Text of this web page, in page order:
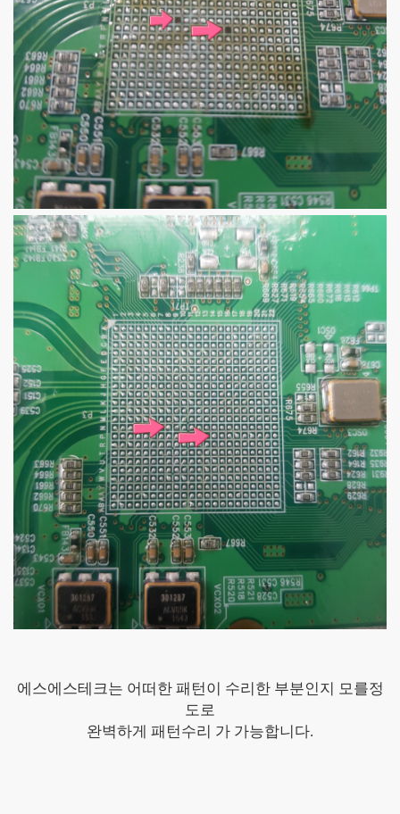
에스에스테크는 어떠한 패턴이 수리한 부분인지 모를정
도로
완벽하게 패턴수리 가 가능합니다.